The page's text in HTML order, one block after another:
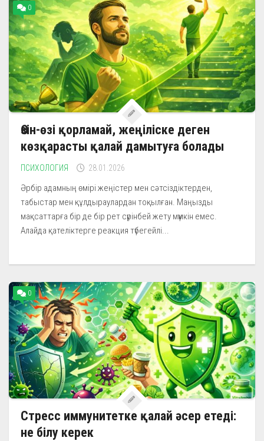
0
Өзін-өзі қорламай, жеңіліске деген
көзқарасты қалай дамытуға болады
ПСИХОЛОГИЯ 28.01.2026
Әрбір адамның өмірі жеңістер мен сәтсіздіктерден,
табыстар мен құлдыраулардан тоқылған. Маңызды
мақсаттарға бір де бір рет сүрінбей жету мүмкін емес.
Алайда қателіктерге реакция түбегейлі...
0
Стресс иммунитетке қалай әсер етеді:
не білу керек